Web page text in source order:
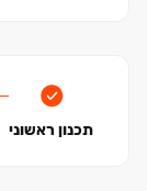
תכנון ראשוני